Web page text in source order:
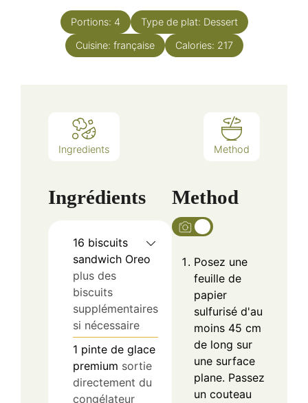
Portions: 4 Type de plat: Dessert
Cuisine: française Calories: 217
Ingredients Method
Ingrédients
16 biscuits
sandwich Oreo
plus des
biscuits
supplémentaires
si nécessaire
1 pinte de glace
premium sortie
directement du
congélateur
Method
Posez une
feuille de
papier
sulfurisé d'au
moins 45 cm
de long sur
une surface
plane. Passez
un couteau